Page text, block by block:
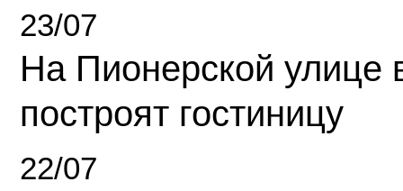
23/07
На Пионерской улице
построят гостиницу
22/07